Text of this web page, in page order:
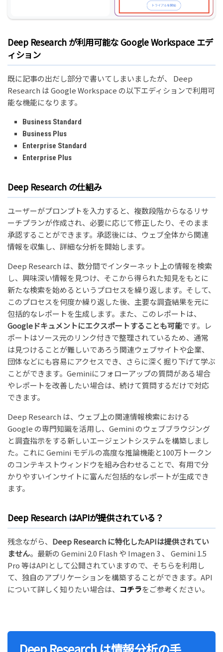
Deep Research が利用可能な Google Workspace エデ
ィション
既に記事の出だし部分で書いてしまいましたが、 Deep
Research は Google Workspace の以下エディションで利用可
能な機能になります。
Business Standard
Business Plus
Enterprise Standard
Enterprise Plus
Deep Research の仕組み
ユーザーがプロンプトを入力すると、複数段階からなるリサ
ーチプランが作成され、必要に応じて修正したり、そのまま
承認することができます。承認後には、ウェブ全体から関連
情報を収集し、詳細な分析を開始します。
Deep Research は、数分間でインターネット上の情報を検索
し、興味深い情報を見つけ、そこから得られた知見をもとに
新たな検索を始めるというプロセスを繰り返します。そして、
このプロセスを何度か繰り返した後、主要な調査結果を元に
包括的なレポートを生成します。また、このレポートは、
Googleドキュメントにエクスポートすることも可能です。レ
ポートはソース元のリンク付きで整理されているため、通常
は見つけることが難しいであろう関連ウェブサイトや企業、
団体などにも容易にアクセスでき、さらに深く掘り下げて学ぶ
ことができます。Geminiにフォローアップの質問がある場合
やレポートを改善したい場合は、続けて質問するだけで対応
できます。
Deep Research は、ウェブ上の関連情報検索における
Google の専門知識を活用し、Gemini のウェブブラウジング
と調査指示をする新しいエージェントシステムを構築しまし
た。これに Gemini モデルの高度な推論機能と100万トークン
のコンテキストウィンドウを組み合わせることで、有用で分
かりやすいインサイトに富んだ包括的なレポートが生成でき
ます。
Deep Research はAPIが提供されている？
残念ながら、 Deep Research に特化したAPIは提供されてい
ません。最新の Gemini 2.0 Flash や Imagen 3 、 Gemini 1.5
Pro 等はAPIとして公開されていますので、そちらを利用し
て、独自のアプリケーションを構築することができます。API
について詳しく知りたい場合は、 コチラをご参考ください。